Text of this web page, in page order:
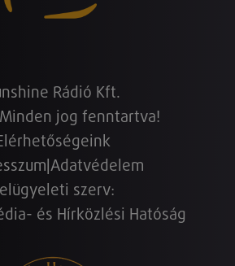
Rádió Kft.
jog fenntartva!
Adatvédelem
szerv:
és Hírközlési Hatóság